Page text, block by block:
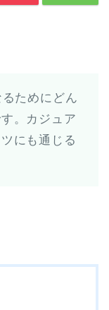
ためにどん
。カジュア
にも通じる